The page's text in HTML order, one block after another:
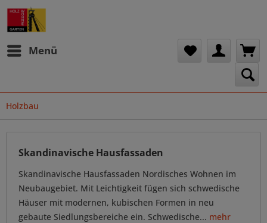
Menü
Holzbau
Skandinavische Hausfassaden
Skandinavische Hausfassaden Nordisches Wohnen im
Neubaugebiet. Mit Leichtigkeit fügen sich schwedische
Häuser mit modernen, kubischen Formen in neu
gebaute Siedlungsbereiche ein. Schwedische... mehr